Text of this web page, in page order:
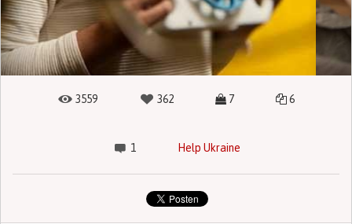
3559 362 7 6
1 Help Ukraine